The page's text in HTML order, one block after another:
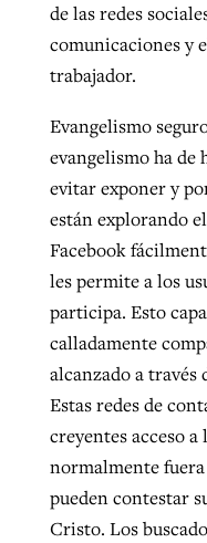
de las redes
comunicaciones y
trabajador.
Evangelismo
evangelismo ha de
evitar exponer y
están explorando
Facebook
les permite a los
participa. Esto
calladamente
alcanzado a través
Estas redes de
creyentes acceso
normalmente
pueden contestar
Cristo. Los